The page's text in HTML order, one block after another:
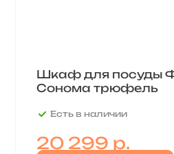
Шкаф для посуды
Сонома трюфель
Есть в наличии
20 299 р.